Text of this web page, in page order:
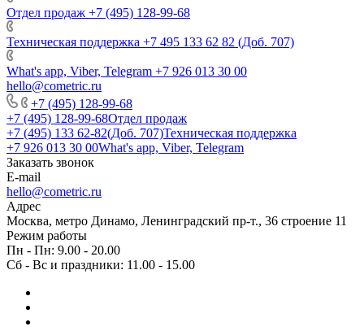
Отдел продаж +7 (495) 128-99-68
Техническая поддержка +7 495 133 62 82 (Доб. 707)
What's app, Viber, Telegram +7 926 013 30 00
hello@cometric.ru
+7 (495) 128-99-68
+7 (495) 128-99-68Отдел продаж
+7 (495) 133 62-82(Доб. 707)Техническая поддержка
+7 926 013 30 00What's app, Viber, Telegram
Заказать звонок
E-mail
hello@cometric.ru
Адрес
Москва, метро Динамо, Ленинградский пр-т., 36 строение 11
Режим работы
Пн - Пн: 9.00 - 20.00
Сб - Вс и праздники: 11.00 - 15.00